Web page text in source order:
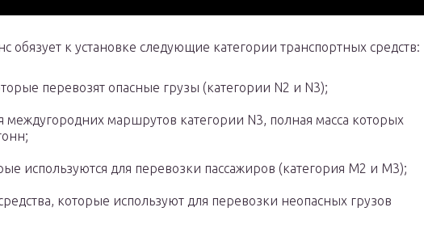
обязует к установке следующие категории транспортных средств:
перевозят опасные грузы (категории N2 и N3);
междугородних маршрутов категории N3, полная масса которых
используются для перевозки пассажиров (категория М2 и М3);
которые используют для перевозки неопасных грузов